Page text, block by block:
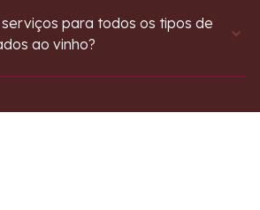
para todos os tipos de
ao vinho?